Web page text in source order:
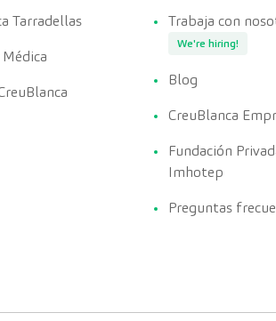
Tarradellas
Trabaja con
We're hiring!
Blog
CreuBlanca
Fundación
Imhotep
Preguntas